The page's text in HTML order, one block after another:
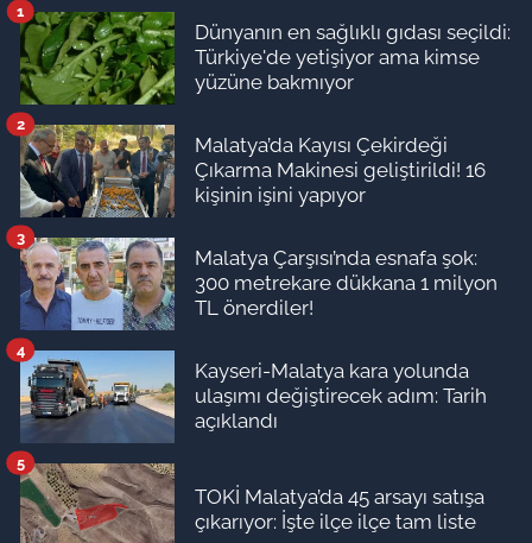
Dünyanın en sağlıklı gıdası seçildi:
Türkiye'de yetişiyor ama kimse
yüzüne bakmıyor
1
Malatya’da Kayısı Çekirdeği
Çıkarma Makinesi geliştirildi! 16
kişinin işini yapıyor
2
Malatya Çarşısı’nda esnafa şok:
300 metrekare dükkana 1 milyon
TL önerdiler!
3
Kayseri-Malatya kara yolunda
ulaşımı değiştirecek adım: Tarih
açıklandı
4
TOKİ Malatya’da 45 arsayı satışa
çıkarıyor: İşte ilçe ilçe tam liste
5